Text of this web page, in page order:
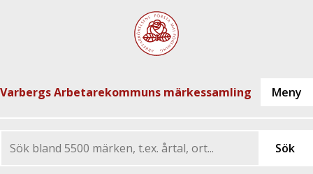
Varbergs Arbetarekommuns märkessamling